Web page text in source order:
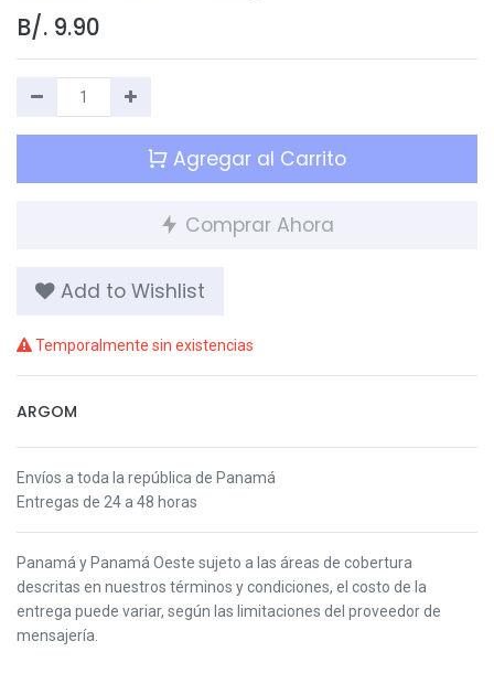
B/. 9.90
Agregar al Carrito
Comprar Ahora
Add to Wishlist
Temporalmente sin existencias
ARGOM
Envíos a toda la república de Panamá
Entregas de 24 a 48 horas
Panamá y Panamá Oeste sujeto a las áreas de cobertura
descritas en nuestros términos y condiciones, el costo de la
entrega puede variar, según las limitaciones del proveedor de
mensajería.